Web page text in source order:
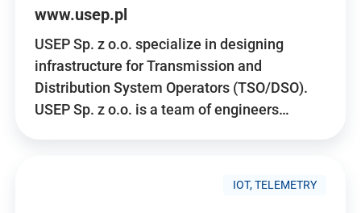
www.usep.pl
USEP Sp. z o.o. specialize in designing
infrastructure for Transmission and
Distribution System Operators (TSO/DSO).
USEP Sp. z o.o. is a team of engineers…
IOT, TELEMETRY